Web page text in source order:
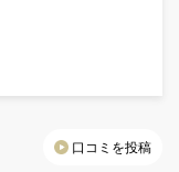
口コミを投稿